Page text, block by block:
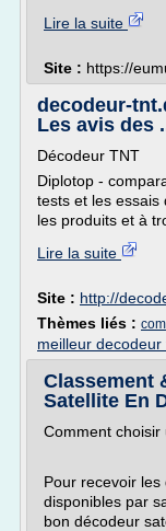
Lire la suite
Site : https://
decodeur-
Les avis des
Décodeur TNT
Diplotop -
tests et les essais
les produits et à
Lire la suite
Site : http://
Thèmes liés :
meilleur decodeur
Classement
Satellite En
Comment
Pour recevoir
disponibles par
bon décodeur